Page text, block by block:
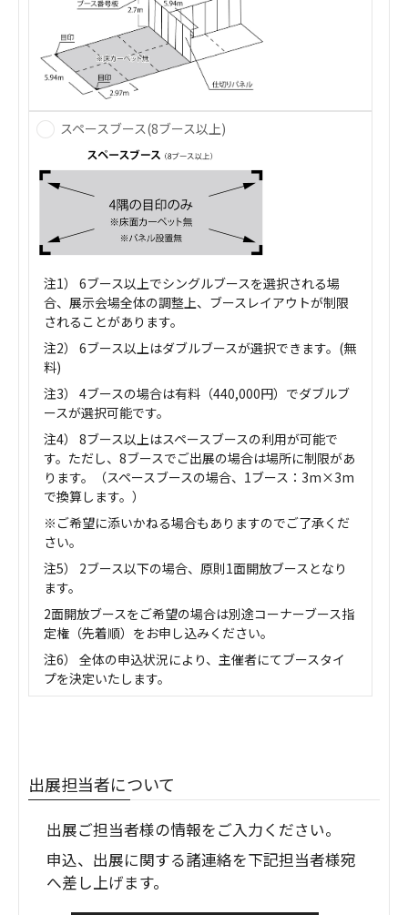
スペースブース(8ブース以上)
注1） 6ブース以上でシングルブースを選択される場
合、展示会場全体の調整上、ブースレイアウトが制限
されることがあります。
注2） 6ブース以上はダブルブースが選択できます。(無
料)
注3） 4ブースの場合は有料（440,000円）でダブルブ
ースが選択可能です。
注4） 8ブース以上はスペースブースの利用が可能で
す。ただし、8ブースでご出展の場合は場所に制限があ
ります。（スペースブースの場合、1ブース：3m×3m
で換算します。）
※ご希望に添いかねる場合もありますのでご了承くだ
さい。
注5） 2ブース以下の場合、原則1面開放ブースとなり
ます。
2面開放ブースをご希望の場合は別途コーナーブース指
定権（先着順）をお申し込みください。
注6） 全体の申込状況により、主催者にてブースタイ
プを決定いたします。
出展担当者について
出展ご担当者様の情報をご入力ください。
申込、出展に関する諸連絡を下記担当者様宛
へ差し上げます。